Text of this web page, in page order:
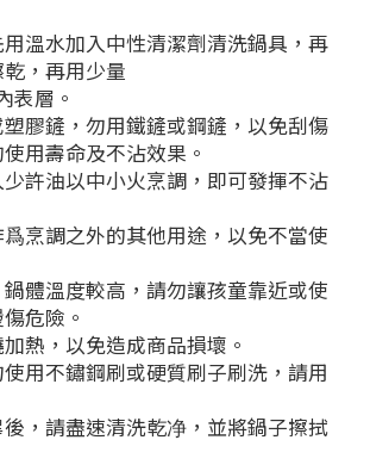
溫水加入中性清潔劑清洗鍋具，再
，再用少量
表層。
膠鏟，勿用鐵鏟或鋼鏟，以免刮傷
用壽命及不沾效果。
許油以中小火烹調，即可發揮不沾
烹調之外的其他用途，以免不當使
體溫度較高，請勿讓孩童靠近或使
危險。
熱，以免造成商品損壞。
用不鏽鋼刷或硬質刷子刷洗，請用
，請盡速清洗乾净，並將鍋子擦拭